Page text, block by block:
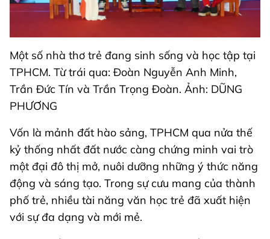
Một số nhà thơ trẻ đang sinh sống và học tập tại
TPHCM. Từ trái qua: Đoàn Nguyễn Anh Minh,
Trần Đức Tín và Trần Trọng Đoàn. Ảnh: DŨNG
PHƯƠNG
Vốn là mảnh đất hào sảng, TPHCM qua nửa thế
kỷ thống nhất đất nước càng chứng minh vai trò
một đại đô thị mở, nuôi dưỡng những ý thức năng
động và sáng tạo. Trong sự cưu mang của thành
phố trẻ, nhiều tài năng văn học trẻ đã xuất hiện
với sự đa dạng và mới mẻ.